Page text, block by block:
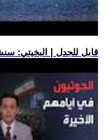
.. قابل للجدل | البخيتي: